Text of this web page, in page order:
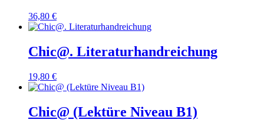
36,80 €
Chic@. Literaturhandreichung
19,80 €
Chic@ (Lektüre Niveau B1)